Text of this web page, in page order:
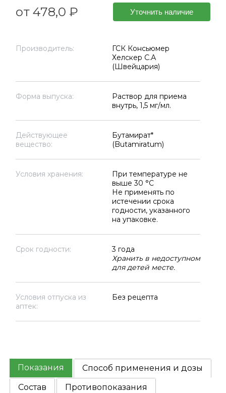
от 478,0 ₽ Уточнить наличие
Производитель:
ГСК Консьюмер
Хелскер С.А
(Швейцария)
Форма выпуска:
Раствор для приема
внутрь, 1,5 мг/мл.
Действующее
вещество:
Бутамират*
(Butamiratum)
Условия хранения:
При температуре не
выше 30 °C
Не применять по
истечении срока
годности, указанного
на упаковке.
Срок годности:
3 года
Хранить в недоступном
для детей месте.
Условия отпуска из
аптек:
Без рецепта
Показания
Способ применения и дозы
Состав
Противопоказания